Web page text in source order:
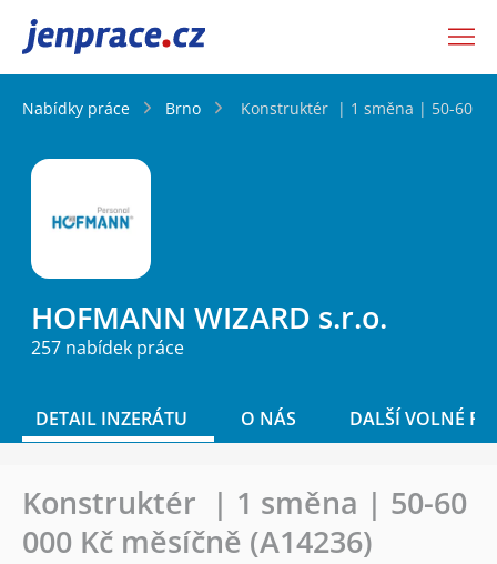
JenPráce.cz
Nabídky práce Brno Konstruktér ️ | 1 směna | 50-60
HOFMANN WIZARD s.r.o.
257 nabídek práce
DETAIL INZERÁTU O NÁS DALŠÍ VOLNÉ
Konstruktér ️ | 1 směna | 50-60
000 Kč měsíčně (A14236)